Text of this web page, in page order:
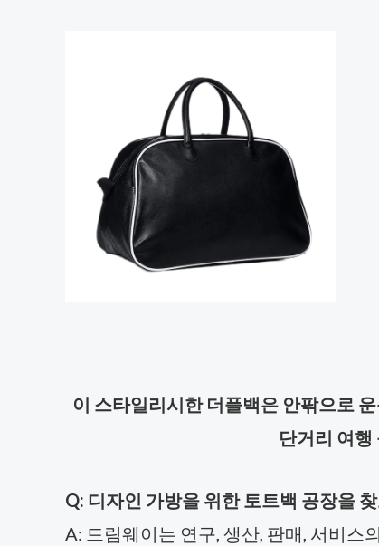
이 스타일리시한 더플백은 안팎으로
단거리 여행
Q: 디자인 가방을 위한 토트백 공장을
A: 드림웨이는 연구, 생산, 판매, 서비스